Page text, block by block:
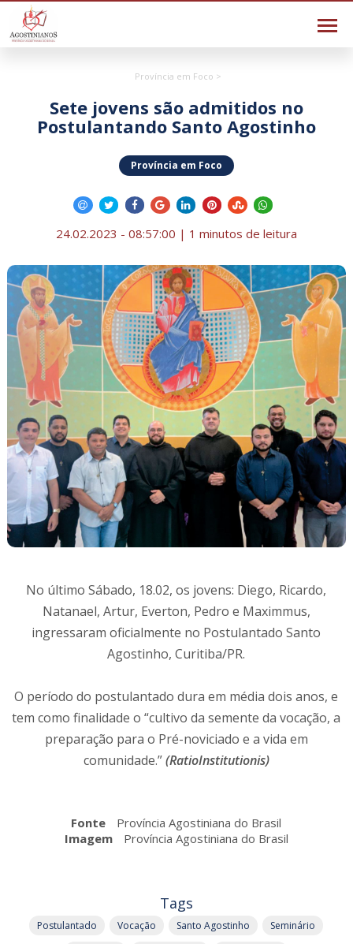
Província em Foco >
Sete jovens são admitidos no
Postulantando Santo Agostinho
Província em Foco
24.02.2023 - 08:57:00 | 1 minutos de leitura
No último Sábado, 18.02, os jovens: Diego, Ricardo,
Natanael, Artur, Everton, Pedro e Maximmus,
ingressaram oficialmente no Postulantado Santo
Agostinho, Curitiba/PR.
O período do postulantado dura em média dois anos, e
tem como finalidade o “cultivo da semente da vocação, a
preparação para o Pré-noviciado e a vida em
comunidade.”(RatioInstitutionis)
Fonte
Província Agostiniana do Brasil
Imagem
Província Agostiniana do Brasil
Tags
Postulantado Vocação Santo Agostinho
Seminário